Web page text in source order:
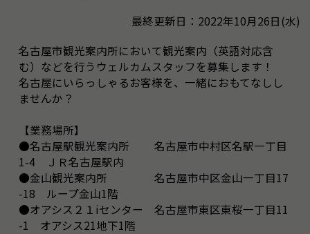
最終更新日：2022年10月26日(水)
名古屋市観光案内所において観光案内（英語対応含
む）などを行うウェルカムスタッフを募集します！
名古屋にいらっしゃるお客様を、一緒におもてなしし
ませんか？
【業務場所】
●名古屋駅観光案内所 名古屋市中村区名駅一丁目
1-4 ＪＲ名古屋駅内
●金山観光案内所 名古屋市中区金山一丁目17
-18 ループ金山1階
●オアシス２１iセンター 名古屋市東区東桜一丁目11
-1 オアシス21地下1階